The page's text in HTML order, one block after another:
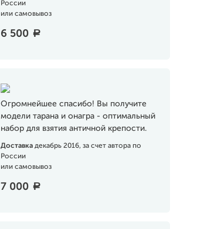
России
или самовывоз
6 500 a
Огромнейшее спасибо! Вы получите
модели тарана и онагра - оптимальный
набор для взятия античной крепости.
Доставка декабрь 2016, за счет автора по
России
или самовывоз
7 000 a